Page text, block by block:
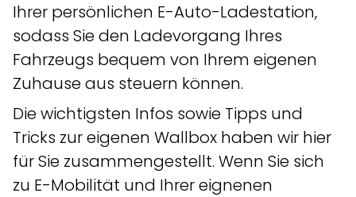
Ihrer persönlichen E-Auto-Ladestation,
sodass Sie den Ladevorgang Ihres
Fahrzeugs bequem von Ihrem eigenen
Zuhause aus steuern können.
Die wichtigsten Infos sowie Tipps und
Tricks zur eigenen Wallbox haben wir hier
für Sie zusammengestellt. Wenn Sie sich
zu E-Mobilität und Ihrer eignenen